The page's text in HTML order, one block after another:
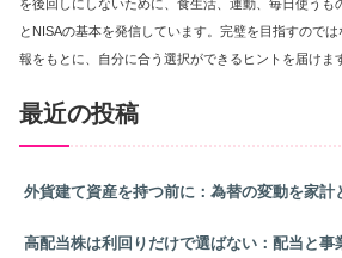
を後回しにしないために、食生活、運動、毎日使うも
とNISAの基本を発信しています。完璧を目指すので
報をもとに、自分に合う選択ができるヒントを届けま
最近の投稿
外貨建て資産を持つ前に：為替の変動を家計
高配当株は利回りだけで選ばない：配当と事